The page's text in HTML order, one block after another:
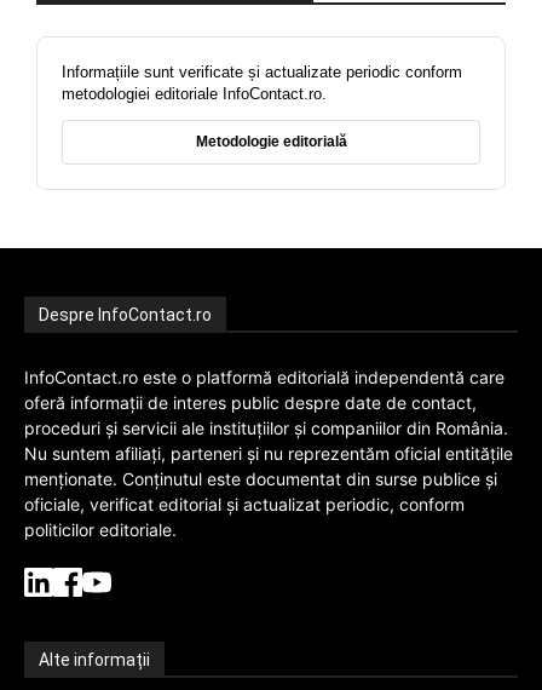
Informațiile sunt verificate și actualizate periodic conform
metodologiei editoriale InfoContact.ro.
Metodologie editorială
Despre InfoContact.ro
InfoContact.ro este o platformă editorială independentă care
oferă informații de interes public despre date de contact,
proceduri și servicii ale instituțiilor și companiilor din România.
Nu suntem afiliați, parteneri și nu reprezentăm oficial entitățile
menționate. Conținutul este documentat din surse publice și
oficiale, verificat editorial și actualizat periodic, conform
politicilor editoriale.
Alte informații